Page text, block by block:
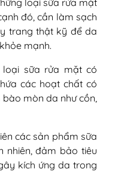
đó, cần làm sạch
trang thật kỹ để da
mạnh.
loại sữa rửa mặt có
các hoạt chất có
mòn da như cồn,
các sản phẩm sữa
nhiên, đảm bảo tiêu
kích ứng da trong